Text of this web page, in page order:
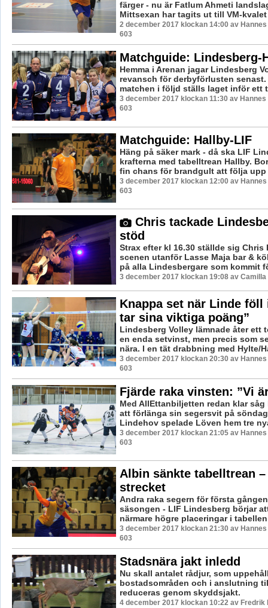
färger - nu är Fatlum Ahmeti
Mittsexan har tagits ut till VM-kvalet
2 december 2017 klockan 14:00 av Hannes
603
Matchguide: Lindesberg-
Hemma i Arenan jagar Lindesberg
revansch för derbyförlusten senast.
matchen i följd ställs laget inför ett
3 december 2017 klockan 11:30 av Hannes
603
Matchguide: Hallby-LIF
Häng på säker mark - då ska LIF
krafterna med tabelltrean Hallby.
fin chans för brandgult att följa upp
3 december 2017 klockan 12:00 av Hannes
603
Chris tackade
stöd
Strax efter kl 16.30 ställde sig Chris
scenen utanför Lasse Maja bar &
på alla Lindesbergare som kommit
3 december 2017 klockan 19:08 av Camilla
Knappa set när Linde föll
tar sina viktiga poäng”
Lindesberg Volley lämnade åter ett
en enda setvinst, men precis som
nära. I en tät drabbning med Hylte/
3 december 2017 klockan 20:30 av Hannes
603
Fjärde raka vinsten: ”Vi
Med AllEttanbiljetten redan klar
att förlänga sin segersvit på
Lindehov spelade Löven hem tre
3 december 2017 klockan 21:05 av Hannes
603
Albin sänkte tabelltrean –
strecket
Andra raka segern för första
säsongen - LIF Lindesberg börjar
närmare högre placeringar i
3 december 2017 klockan 21:30 av Hannes
603
Stadsnära jakt inledd
Nu skall antalet rådjur, som
bostadsområden och i anslutning
reduceras genom skyddsjakt.
4 december 2017 klockan 10:22 av Fredrik